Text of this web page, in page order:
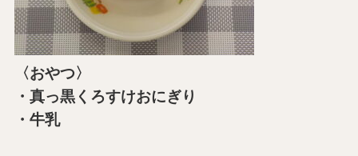
〈おやつ〉
・真っ黒くろすけおにぎり
・牛乳